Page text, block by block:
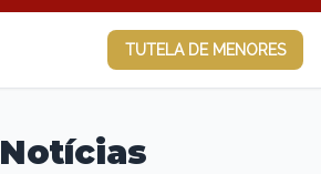
TUTELA DE MENORES
Notícias